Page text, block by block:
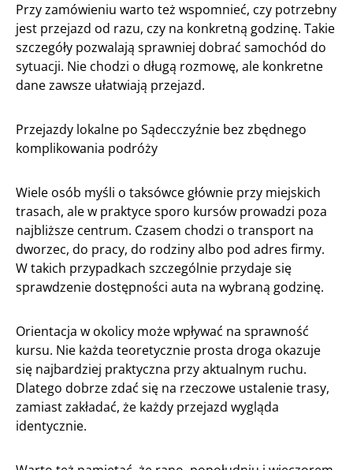
Przy zamówieniu warto też wspomnieć, czy potrzebny
jest przejazd od razu, czy na konkretną godzinę. Takie
szczegóły pozwalają sprawniej dobrać samochód do
sytuacji. Nie chodzi o długą rozmowę, ale konkretne
dane zawsze ułatwiają przejazd.
Przejazdy lokalne po Sądecczyźnie bez zbędnego
komplikowania podróży
Wiele osób myśli o taksówce głównie przy miejskich
trasach, ale w praktyce sporo kursów prowadzi poza
najbliższe centrum. Czasem chodzi o transport na
dworzec, do pracy, do rodziny albo pod adres firmy.
W takich przypadkach szczególnie przydaje się
sprawdzenie dostępności auta na wybraną godzinę.
Orientacja w okolicy może wpływać na sprawność
kursu. Nie każda teoretycznie prosta droga okazuje
się najbardziej praktyczna przy aktualnym ruchu.
Dlatego dobrze zdać się na rzeczowe ustalenie trasy,
zamiast zakładać, że każdy przejazd wygląda
identycznie.